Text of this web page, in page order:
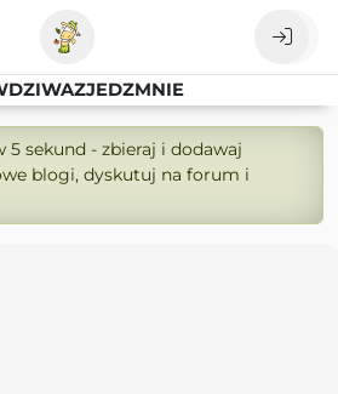
5 sekund - zbieraj i dodawaj
blogi, dyskutuj na forum i